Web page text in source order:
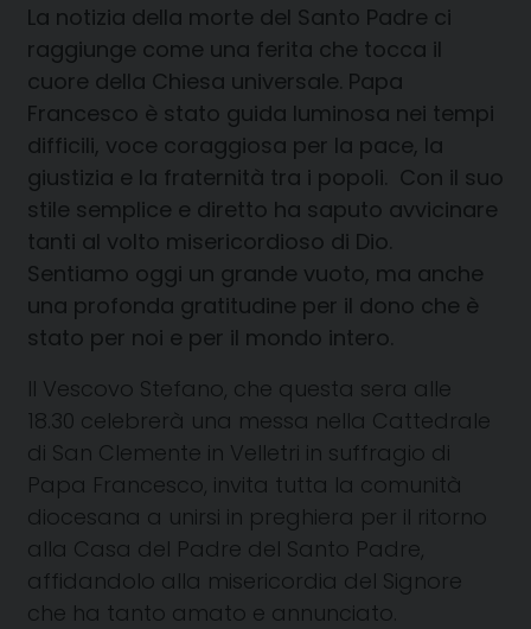
La notizia della morte del Santo Padre ci
raggiunge come una ferita che tocca il
cuore della Chiesa universale. Papa
Francesco è stato guida luminosa nei tempi
difficili, voce coraggiosa per la pace, la
giustizia e la fraternità tra i popoli. Con il suo
stile semplice e diretto ha saputo avvicinare
tanti al volto misericordioso di Dio.
Sentiamo oggi un grande vuoto, ma anche
una profonda gratitudine per il dono che è
stato per noi e per il mondo intero.
Il Vescovo Stefano, che questa sera alle
18.30 celebrerà una messa nella Cattedrale
di San Clemente in Velletri in suffragio di
Papa Francesco, invita tutta la comunità
diocesana a unirsi in preghiera per il ritorno
alla Casa del Padre del Santo Padre,
affidandolo alla misericordia del Signore
che ha tanto amato e annunciato.